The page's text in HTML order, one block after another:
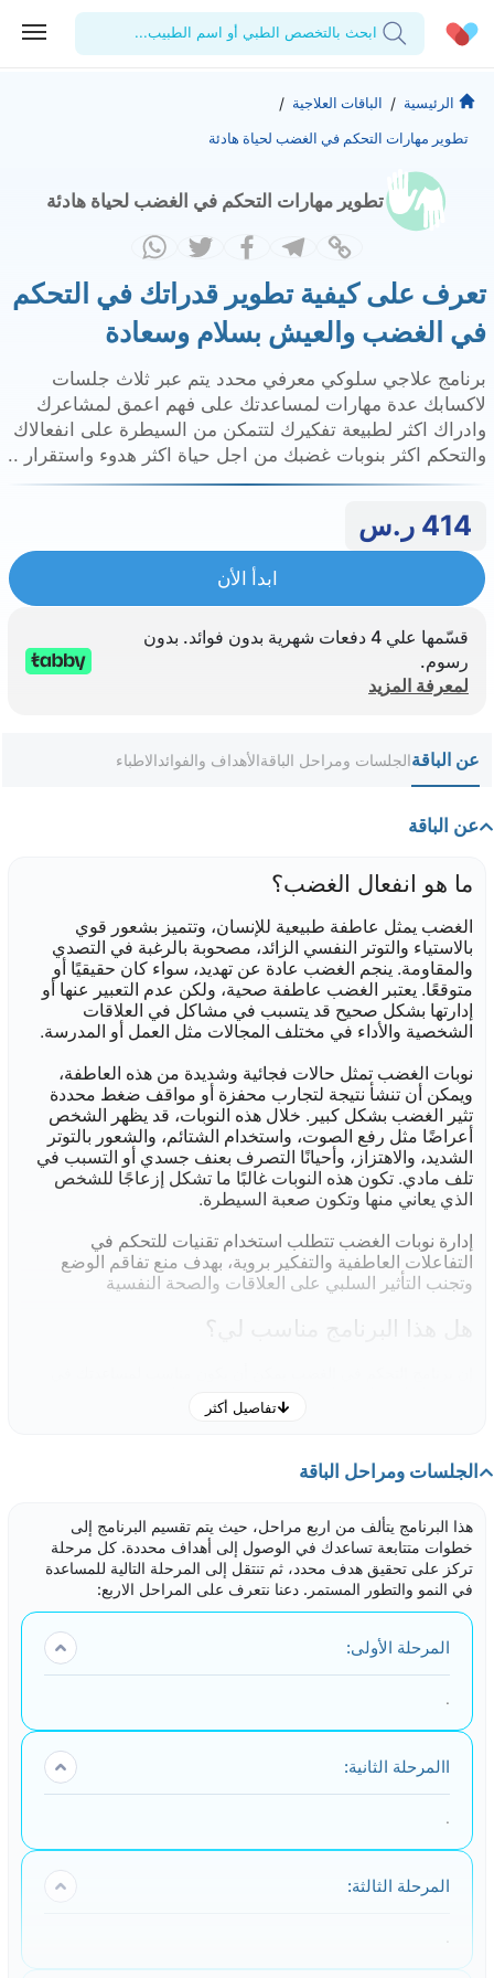
ابحث بالتخصص الطبي أو اسم الطبيب...
الحساب الشخصي
استشاراتي
الوصفات الطبية
المفضلة
تسجيل الخروج
الشركة
من نحن؟ للأطباء
للمنشآت المدونة
الرئيسية / الباقات العلاجية /
تطوير مهارات التحكم في الغضب لحياة هادئة
تعرف على كيفية تطوير قدراتك في التحكم
في الغضب والعيش بسلام وسعادة
برنامج علاجي سلوكي معرفي محدد يتم عبر ثلاث جلسات
لاكسابك عدة مهارات لمساعدتك على فهم اعمق لمشاعرك
وادراك اكثر لطبيعة تفكيرك لتتمكن من السيطرة على انفعالاك
والتحكم اكثر بنوبات غضبك من اجل حياة اكثر هدوء واستقرار ..
414 ر.س
ابدأ الأن
قسّمها علي 4 دفعات شهرية بدون فوائد. بدون
رسوم.
لمعرفة المزيد
تطوير مهارات التحكم في الغضب لحياة هادئة
عن الباقةالجلسات ومراحل الباقةالأهداف والفوائدالاطباء
عن الباقة
ما هو انفعال الغضب؟
الغضب يمثل عاطفة طبيعية للإنسان، وتتميز بشعور قوي
بالاستياء والتوتر النفسي الزائد، مصحوبة بالرغبة في التصدي
والمقاومة. ينجم الغضب عادة عن تهديد، سواء كان حقيقيًا أو
متوقعًا. يعتبر الغضب عاطفة صحية، ولكن عدم التعبير عنها أو
إدارتها بشكل صحيح قد يتسبب في مشاكل في العلاقات
الشخصية والأداء في مختلف المجالات مثل العمل أو المدرسة.
نوبات الغضب تمثل حالات فجائية وشديدة من هذه العاطفة،
ويمكن أن تنشأ نتيجة لتجارب محفزة أو مواقف ضغط محددة
تثير الغضب بشكل كبير. خلال هذه النوبات، قد يظهر الشخص
أعراضًا مثل رفع الصوت، واستخدام الشتائم، والشعور بالتوتر
الشديد، والاهتزاز، وأحيانًا التصرف بعنف جسدي أو التسبب في
تلف مادي. تكون هذه النوبات غالبًا ما تشكل إزعاجًا للشخص
الذي يعاني منها وتكون صعبة السيطرة.
إدارة نوبات الغضب تتطلب استخدام تقنيات للتحكم في
التفاعلات العاطفية والتفكير بروية، بهدف منع تفاقم الوضع
وتجنب التأثير السلبي على العلاقات والصحة النفسية
هل هذا البرنامج مناسب لي؟
تأثير الغضب على العلاقات الشخصية والمهنية
المشكلات
صعوبة في التفاعل مع الآخرين بشكل إيجابي عند مواجهة مواقف
محفزة للغضب
الشعور بالإرهاق أو الاستياء بسبب تكرار الانفعالات الغاضبة
تأثير الغضب على الصحة النفسية والجسدية
صعوبة في تحقيق حياة هادئة ومستقرة
تفاصيل أكثر
الجلسات ومراحل الباقة
هذا البرنامج يتألف من اربع مراحل، حيث يتم تقسيم البرنامج إلى
خطوات متتابعة تساعدك في الوصول إلى أهداف محددة. كل مرحلة
تركز على تحقيق هدف محدد، ثم تنتقل إلى المرحلة التالية للمساعدة
في النمو والتطور المستمر. دعنا نتعرف على المراحل الاربع:
المرحلة الأولى:
.
االمرحلة الثانية:
.
المرحلة الثالثة: